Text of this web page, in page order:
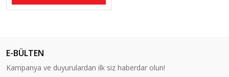
E-BÜLTEN
Kampanya ve duyurulardan ilk siz haberdar olun!